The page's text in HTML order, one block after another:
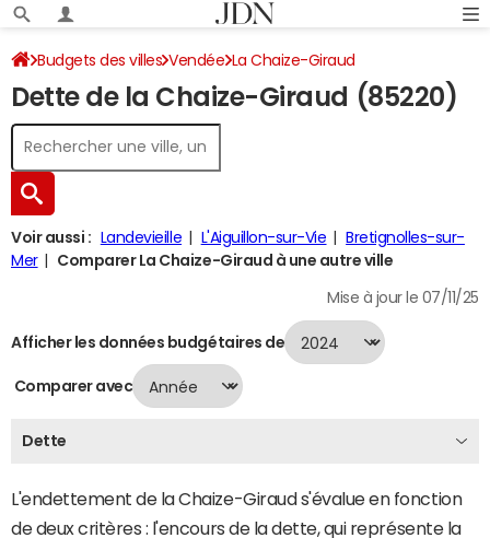
Budgets des villes Vendée La Chaize-Giraud
Dette au 31/12/2024
Dette de la Chaize-Giraud (85220)
Voir aussi : Landevieille L'Aiguillon-sur-Vie
Bretignolles-sur-
Mer
Comparer La Chaize-Giraud à une autre ville
Mise à jour le 07/11/25
Afficher les données budgétaires de
Comparer avec
Dette
L'endettement de la Chaize-Giraud s'évalue en fonction
de deux critères : l'encours de la dette, qui représente la